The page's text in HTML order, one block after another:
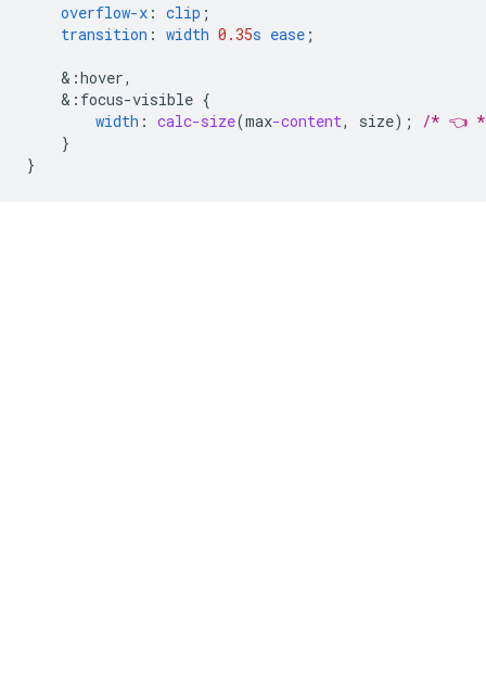
overflow-x : clip ;
transition : width 0.35s ease ;
& :hover,
& :focus-visible {
width : calc-size(max-content, size);
/* 👈
}
}